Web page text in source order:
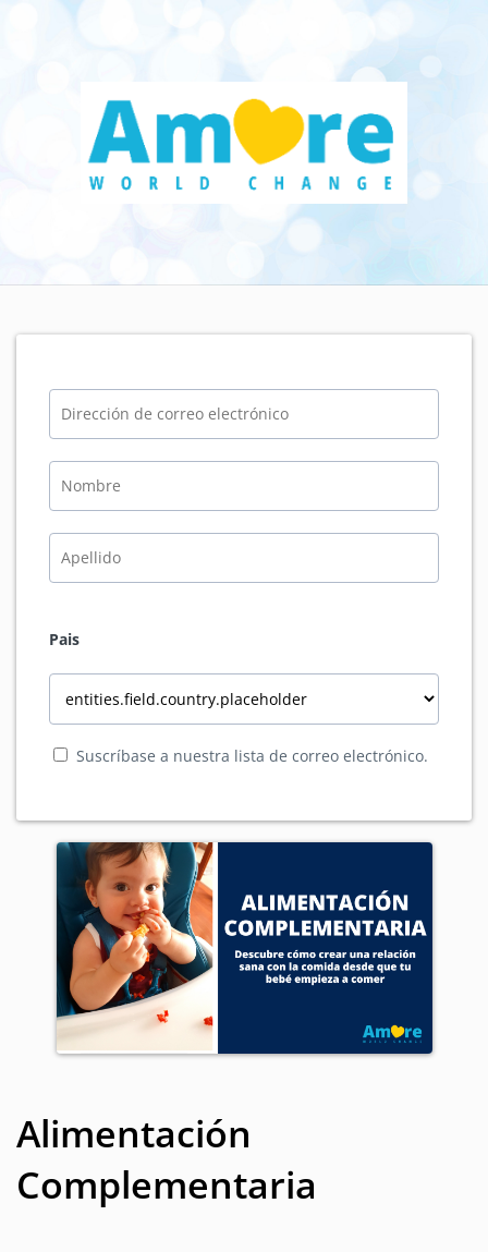
Alimentación
Complementaria
Pais
Suscríbase a nuestra lista de correo electrónico.